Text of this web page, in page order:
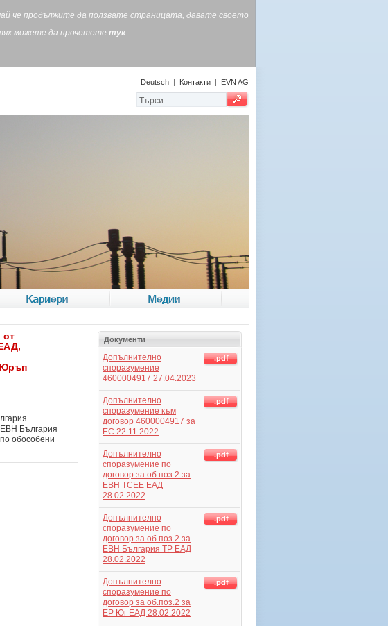
че продължите да ползвате страницата, давате своето
можете да прочетете тук
Deutsch | Контакти | EVN AG
Кариери Медии
от
Юръп
България
обособени
Документи
Допълнително
споразумение
4600004917 27.04.2023
.pdf
Допълнително
споразумение към
договор 4600004917 за
ЕС 22.11.2022
.pdf
Допълнително
споразумение по
договор за об.поз.2 за
ЕВН ТСЕЕ ЕАД
28.02.2022
.pdf
Допълнително
споразумение по
договор за об.поз.2 за
ЕВН България ТР ЕАД
28.02.2022
.pdf
Допълнително
споразумение по
договор за об.поз.2 за
ЕР Юг ЕАД 28.02.2022
.pdf